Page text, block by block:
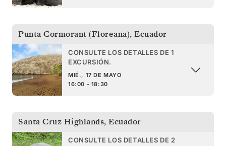
Punta Cormorant (Floreana), Ecuador
CONSULTE LOS DETALLES DE 1
EXCURSIÓN.
MIÉ., 17 DE MAYO
16:00 - 18:30
Santa Cruz Highlands, Ecuador
CONSULTE LOS DETALLES DE 2